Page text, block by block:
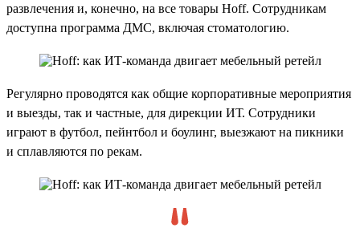
развлечения и, конечно, на все товары Hoff. Сотрудникам
доступна программа ДМС, включая стоматологию.
Регулярно проводятся как общие корпоративные мероприятия
и выезды, так и частные, для дирекции ИТ. Сотрудники
играют в футбол, пейнтбол и боулинг, выезжают на пикники
и сплавляются по рекам.